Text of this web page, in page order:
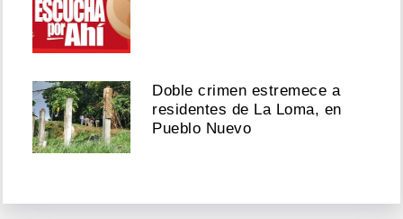
Doble crimen estremece a
residentes de La Loma, en
Pueblo Nuevo